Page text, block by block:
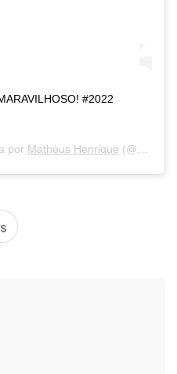
#2022
por Matheus Henrique (@matheushenriquee97) em